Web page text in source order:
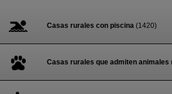
Casas rurales con piscina (1420)
Casas rurales que admiten animales